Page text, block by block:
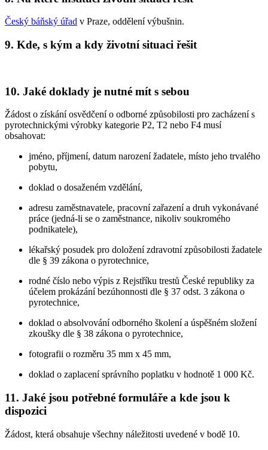
Český báňský úřad v Praze, oddělení výbušnin.
9. Kde, s kým a kdy životní situaci řešit
10. Jaké doklady je nutné mít s sebou
Žádost o získání osvědčení o odborné způsobilosti pro zacházení s
pyrotechnickými výrobky kategorie P2, T2 nebo F4 musí
obsahovat:
jméno, příjmení, datum narození žadatele, místo jeho trvalého
pobytu,
doklad o dosaženém vzdělání,
adresu zaměstnavatele, pracovní zařazení a druh vykonávané
práce (jedná-li se o zaměstnance, nikoliv soukromého
podnikatele),
lékařský posudek pro doložení zdravotní způsobilosti žadatele
dle § 39 zákona o pyrotechnice,
rodné číslo nebo výpis z Rejstříku trestů České republiky za
účelem prokázání bezúhonnosti dle § 37 odst. 3 zákona o
pyrotechnice,
doklad o absolvování odborného školení a úspěšném složení
zkoušky dle § 38 zákona o pyrotechnice,
fotografii o rozměru 35 mm x 45 mm,
doklad o zaplacení správního poplatku v hodnotě 1 000 Kč.
11. Jaké jsou potřebné formuláře a kde jsou k
dispozici
Žádost, která obsahuje všechny náležitosti uvedené v bodě 10.